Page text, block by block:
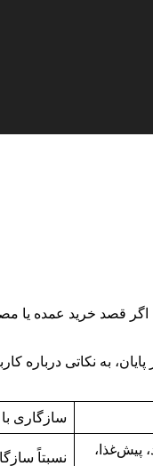
اگر قصد خرید عمده
به نکاتی درباره
سازگاری
پیش‌غذا،
نسبتاً